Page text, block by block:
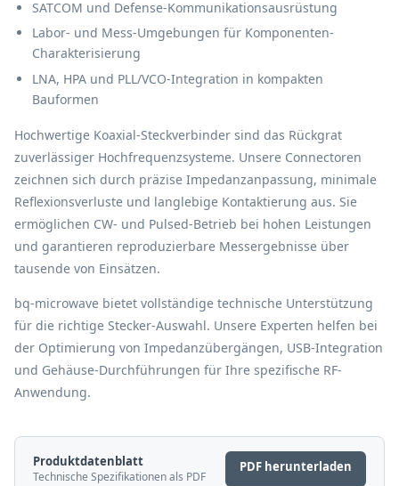
SATCOM und Defense-Kommunikationsausrüstung
Labor- und Mess-Umgebungen für Komponenten-
Charakterisierung
LNA, HPA und PLL/VCO-Integration in kompakten
Bauformen
Hochwertige Koaxial-Steckverbinder sind das Rückgrat
zuverlässiger Hochfrequenzsysteme. Unsere Connectoren
zeichnen sich durch präzise Impedanzanpassung, minimale
Reflexionsverluste und langlebige Kontaktierung aus. Sie
ermöglichen CW- und Pulsed-Betrieb bei hohen Leistungen
und garantieren reproduzierbare Messergebnisse über
tausende von Einsätzen.
bq-microwave bietet vollständige technische Unterstützung
für die richtige Stecker-Auswahl. Unsere Experten helfen bei
der Optimierung von Impedanzübergängen, USB-Integration
und Gehäuse-Durchführungen für Ihre spezifische RF-
Anwendung.
Produktdatenblatt
Technische Spezifikationen als PDF
PDF herunterladen